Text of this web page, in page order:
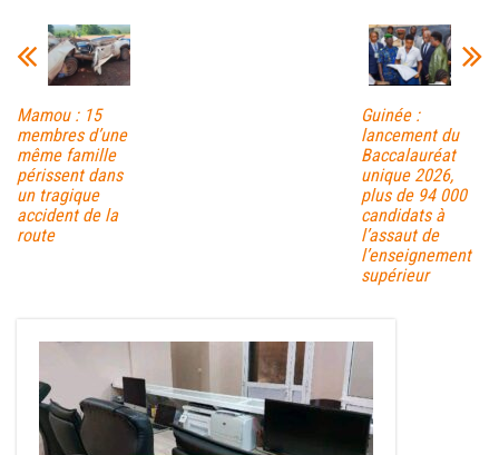
Mamou : 15
membres d’une
même famille
périssent dans
un tragique
accident de la
route
Guinée :
lancement du
Baccalauréat
unique 2026,
plus de 94 000
candidats à
l’assaut de
l’enseignement
supérieur